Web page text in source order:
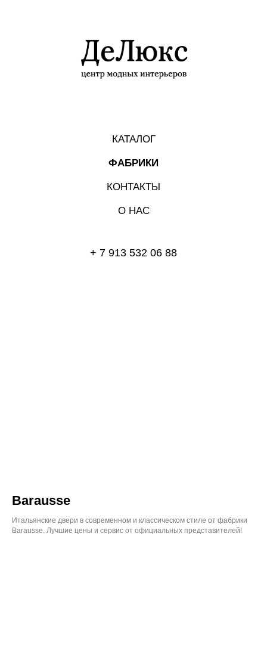
КАТАЛОГ
ФАБРИКИ
КОНТАКТЫ
О НАС
+ 7 913 532 06 88
Barausse
Итальянские двери в современном и классическом стиле от фабрики
Barausse. Лучшие цены и сервис от официальных представителей!